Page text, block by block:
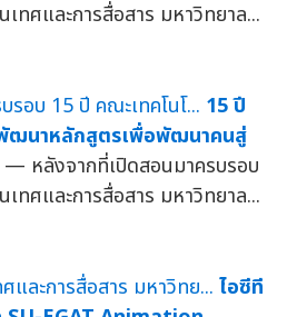
ทศและการสื่อสาร มหาวิทยาล...
15 ปี
ฒนาหลักสูตรเพื่อพัฒนาคนสู่
— หลังจากที่เปิดสอนมาครบรอบ
ทศและการสื่อสาร มหาวิทยาล...
ไอซีที